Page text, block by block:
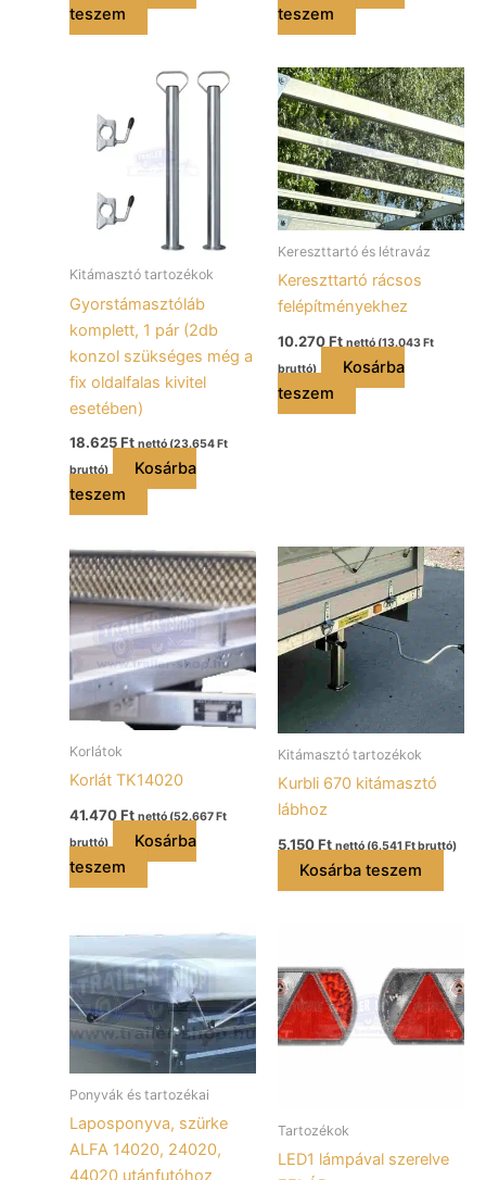
teszem
teszem
Kitámasztó tartozékok
Gyorstámasztóláb
komplett, 1 pár (2db
konzol szükséges még a
fix oldalfalas kivitel
esetében)
18.625Ft nettó (23.654Ft
bruttó)
Kosárba
teszem
Kereszttartó és létraváz
Kereszttartó rácsos
felépítményekhez
10.270Ft nettó (13.043Ft
bruttó)
Kosárba
teszem
Korlátok
Korlát TK14020
41.470Ft nettó (52.667Ft
bruttó)
Kosárba
teszem
Kitámasztó tartozékok
Kurbli 670 kitámasztó
lábhoz
5.150Ft nettó (6.541 Ftbruttó)
Kosárba teszem
Ponyvák és tartozékai
Laposponyva, szürke
ALFA 14020, 24020,
44020 utánfutóhoz
Tartozékok
LED1 lámpával szerelve